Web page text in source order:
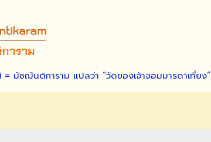
มัชฌันติการาม แปลว่า “วัดของเจ้าจอมมารดาเที่ยง”